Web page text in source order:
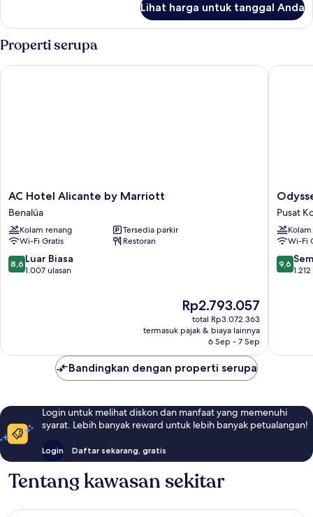
XL
Adults
+
Familiar
Room
Without
Terrace
XL
Lihat harga untuk tanggal Anda
Properti serupa
AC
Hotel
Alicante
by
Marriott
Benalúa
AC Hotel Alicante by Marriott
Benalúa
Kolam renang
Tersedia parkir
Wi-Fi Gratis
Restoran
8.6
dari
8,6 Luar Biasa
1.007 ulasan
Harga
sekarang
Rp2.793.057
Rp2.793.057
total Rp3.072.363
termasuk pajak & biaya lainnya
6 Sep - 7 Sep
AC Hotel Alicante by Marriott
Rooms
Pusat
Kota
Alicante
Pusat
Wi-Fi
9.6
dari
9,6
Bandingkan dengan properti serupa
Login untuk melihat diskon dan manfaat yang memenuhi
syarat. Lebih banyak reward untuk lebih banyak petualangan!
Login Daftar sekarang, gratis
Tentang kawasan sekitar